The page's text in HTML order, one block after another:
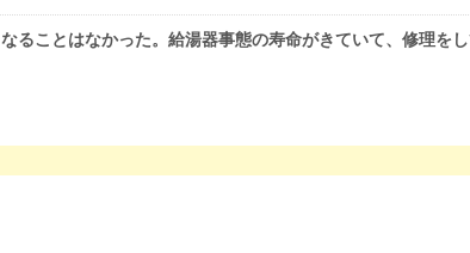
ことはなかった。給湯器事態の寿命がきていて、修理を